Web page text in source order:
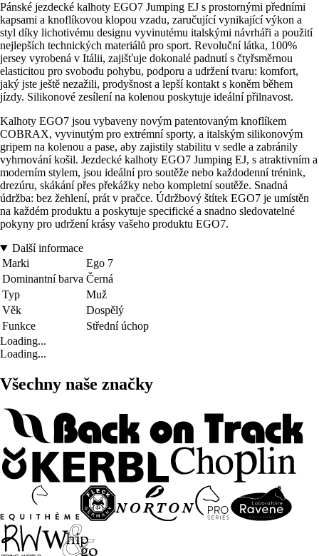
Pánské jezdecké kalhoty EGO7 Jumping EJ s prostornými předními
kapsami a knoflíkovou klopou vzadu, zaručující vynikající výkon a
styl díky lichotivému designu vyvinutému italskými návrháři a použití
nejlepších technických materiálů pro sport. Revoluční látka, 100%
jersey vyrobená v Itálii, zajišťuje dokonalé padnutí s čtyřsměrnou
elasticitou pro svobodu pohybu, podporu a udržení tvaru: komfort,
jaký jste ještě nezažili, prodyšnost a lepší kontakt s koněm během
jízdy. Silikonové zesílení na kolenou poskytuje ideální přilnavost.
Kalhoty EGO7 jsou vybaveny novým patentovaným knoflíkem
COBRAX, vyvinutým pro extrémní sporty, a italským silikonovým
gripem na kolenou a pase, aby zajistily stabilitu v sedle a zabránily
vyhrnování košil. Jezdecké kalhoty EGO7 Jumping EJ, s atraktivním a
moderním stylem, jsou ideální pro soutěže nebo každodenní trénink,
drezúru, skákání přes překážky nebo kompletní soutěže. Snadná
údržba: bez žehlení, prát v pračce. Údržbový štítek EGO7 je umístěn
na každém produktu a poskytuje specifické a snadno sledovatelné
pokyny pro udržení krásy vašeho produktu EGO7.
Další informace
Marki
Ego 7
Dominantní barva Černá
Typ
Muž
Věk
Dospělý
Funkce
Střední úchop
Loading...
Loading...
Všechny naše značky